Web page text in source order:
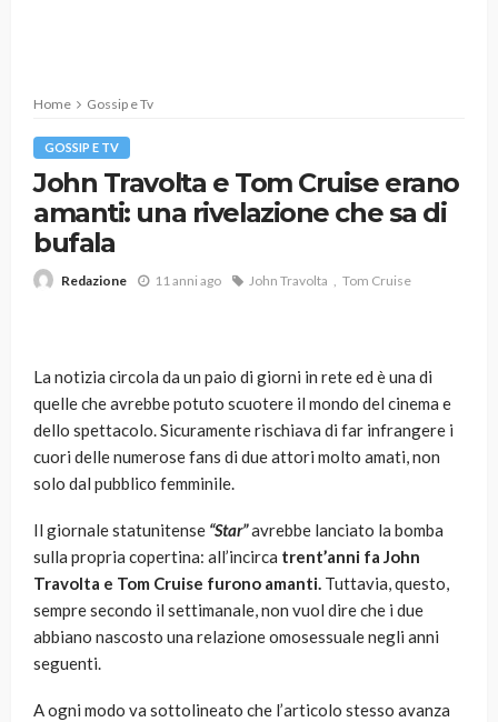
Home Gossip e Tv
GOSSIP E TV
John Travolta e Tom Cruise erano
amanti: una rivelazione che sa di
bufala
Redazione 11 anni ago John Travolta Tom Cruise
La notizia circola da un paio di giorni in rete ed è una di
quelle che avrebbe potuto scuotere il mondo del cinema e
dello spettacolo. Sicuramente rischiava di far infrangere i
cuori delle numerose fans di due attori molto amati, non
solo dal pubblico femminile.
Il giornale statunitense “Star”avrebbe lanciato la bomba
sulla propria copertina: all’incirca trent’anni fa John
Travolta e Tom Cruise furono amanti. Tuttavia, questo,
sempre secondo il settimanale, non vuol dire che i due
abbiano nascosto una relazione omosessuale negli anni
seguenti.
A ogni modo va sottolineato che l’articolo stesso avanza